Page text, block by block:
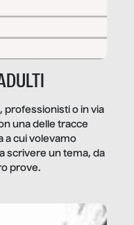
professionisti o in via
una delle tracce
a cui volevamo
scrivere un tema, da
prove.